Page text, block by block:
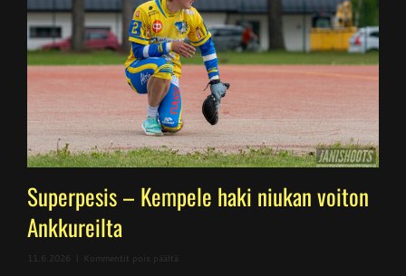
Superpesis – Kempele haki niukan voiton
Ankkureilta
11.6.2026 Kommentit pois päältä